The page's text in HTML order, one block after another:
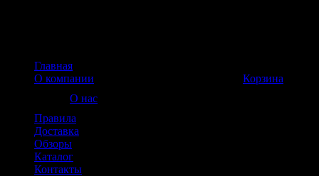
Корзина
Главная
О компании
О нас
Правила
Доставка
Обзоры
Каталог
Контакты